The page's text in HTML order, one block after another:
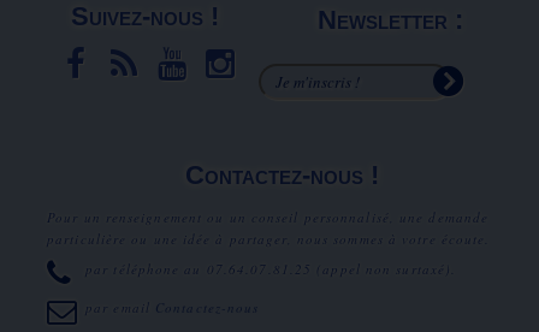
Suivez-nous ! Newsletter :
Contactez-nous !
Pour un renseignement ou un conseil personnalisé, une demande
particulière ou une idée à partager, nous sommes à votre écoute.
par téléphone au
07.64.07.81.25 (appel non surtaxé).
par email Contactez-nous